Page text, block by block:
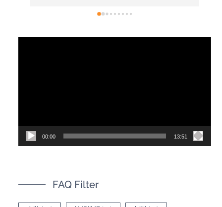
採訪總公司，內容有詳細介紹產品差異
00:00 13:51
FAQ Filter